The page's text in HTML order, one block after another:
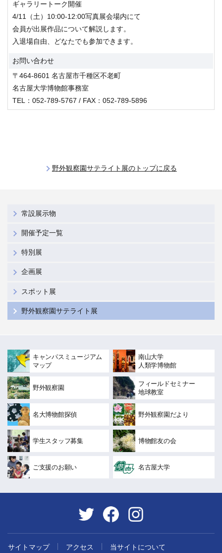
ギャラリートーク開催
4/11（土）10:00-12:00写真展会場内にて
会員が出展作品について解説します。
入退場自由、どなたでも参加できます。
お問い合わせ
〒464-8601 名古屋市千種区不老町
名古屋大学博物館事務室
TEL：052-789-5767 / FAX：052-789-5896
野外観察園サテライト展のトップに戻る
常設展示物
開催予定一覧
特別展
企画展
スポット展
野外観察園サテライト展
キャンパスミュージアム
マップ
南山大学
人類学博物館
野外観察園
フィールドセミナー
地球教室
名大博物館探偵 野外観察園だより
学生スタッフ募集 博物館友の会
ご支援のお願い 名古屋大学
サイトマップ アクセス 当サイトについて